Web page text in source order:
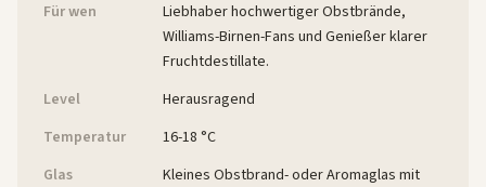
Für wen
Liebhaber hochwertiger Obstbrände,
Williams-Birnen-Fans und Genießer klarer
Fruchtdestillate.
Level
Herausragend
Temperatur
16-18 °C
Glas
Kleines Obstbrand- oder Aromaglas mit